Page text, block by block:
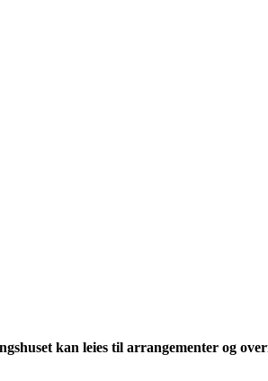
kan leies til arrangementer og